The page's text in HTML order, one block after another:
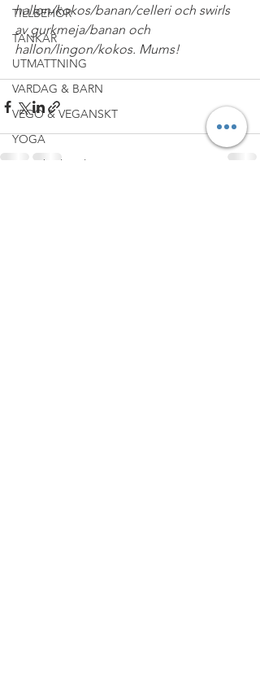
TILLBEHÖR
TANKAR
UTMATTNING
VARDAG & BARN
VEGO & VEGANSKT
YOGA
YouTube kanalen
hallon/kokos/banan/celleri och swirls
av gurkmeja/banan och
hallon/lingon/kokos. Mums!
#MINFAMILJ